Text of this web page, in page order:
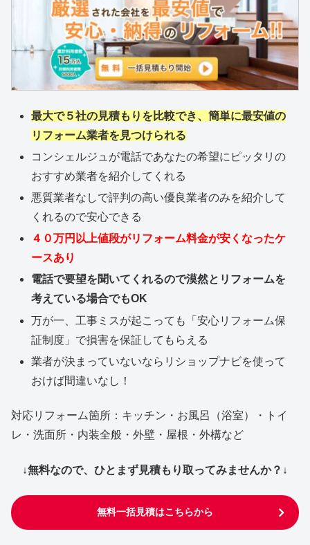
最大で５社の見積もりを比較でき、簡単に最安値の
リフォーム業者を見つけられる
コンシェルジュが電話であなたの希望にピッタリの
おすすめ業者を紹介してくれる
悪質業者なしで評判の高い優良業者のみを紹介して
くれるので安心できる
４０万円以上値段がリフォーム料金が安くなったケ
ースあり
電話で要望を聞いてくれるので漠然とリフォームを
考えている場合でもOK
万が一、工事ミスが起こっても「安心リフォーム保
証制度」で損害を保証してもらえる
業者が決まっていないならリショップナビを使って
おけば間違いなし！
対応リフォーム箇所：キッチン・お風呂（浴室）・トイ
レ・洗面所・内装全般・外壁・屋根・外構など
↓無料なので、ひとまず見積もり取ってみませんか？↓
無料一括見積はこちらから